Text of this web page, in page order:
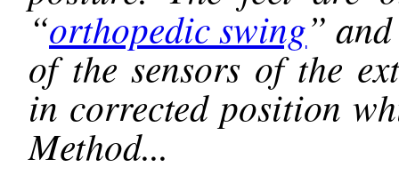
“orthopedic swing”
of the sensors of the
in corrected position
Method...